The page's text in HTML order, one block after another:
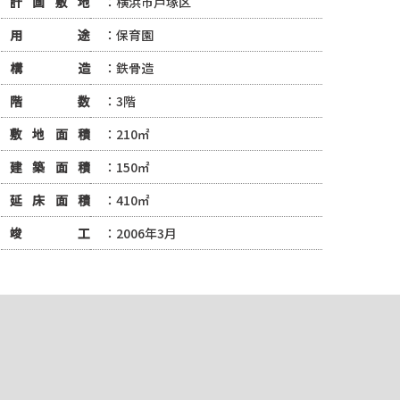
用途
：保育園
構造
：鉄骨造
階数
：3階
敷地面積
：210㎡
建築面積
：150㎡
延床面積
：410㎡
竣工
：2006年3月